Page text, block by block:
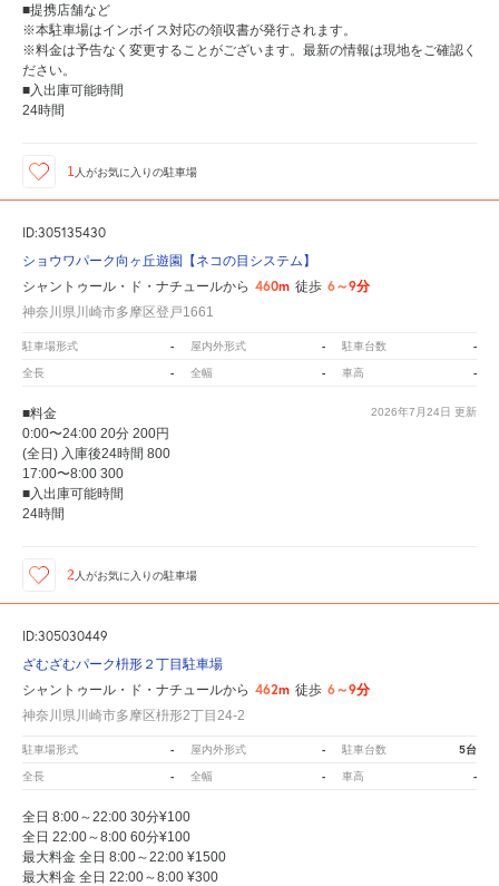
■提携店舗など
※本駐車場はインボイス対応の領収書が発行されます。
※料金は予告なく変更することがございます。最新の情報は現地をご確認く
ださい。
■入出庫可能時間
24時間
1 人がお気に入りの駐車場
ID:305135430
ショウワパーク向ヶ丘遊園【ネコの目システム】
シャントゥール・ド・ナチュールから 460m 徒歩 6～9分
神奈川県川崎市多摩区登戸1661
駐車場形式 - 屋内外形式 - 駐車台数 -
全長 - 全幅 - 車高 -
2026年7月24日 更新
■料金
0:00〜24:00 20分 200円
(全日) 入庫後24時間 800
17:00〜8:00 300
■入出庫可能時間
24時間
2 人がお気に入りの駐車場
ID:305030449
ざむざむパーク枡形２丁目駐車場
シャントゥール・ド・ナチュールから 462m 徒歩 6～9分
神奈川県川崎市多摩区枡形2丁目24-2
駐車場形式 - 屋内外形式 - 駐車台数 5台
全長 - 全幅 - 車高 -
全日 8:00～22:00 30分¥100
全日 22:00～8:00 60分¥100
最大料金 全日 8:00～22:00 ¥1500
最大料金 全日 22:00～8:00 ¥300